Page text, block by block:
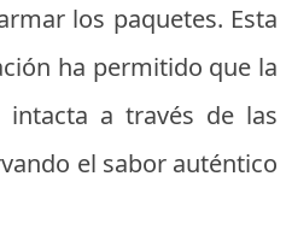
los paquetes. Esta
ha permitido que la
intacta a través de las
el sabor auténtico